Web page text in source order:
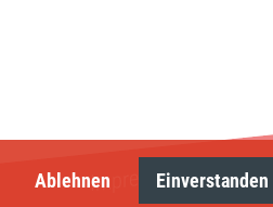
Ablehnen Einverstanden
Impressum